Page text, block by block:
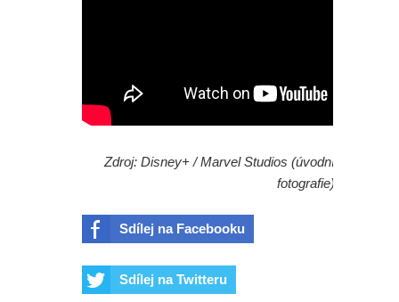
Zdroj: Disney+ / Marvel Studios (úvodní
fotografie)
Sdílej na Facebooku
Sdílej na Twitteru